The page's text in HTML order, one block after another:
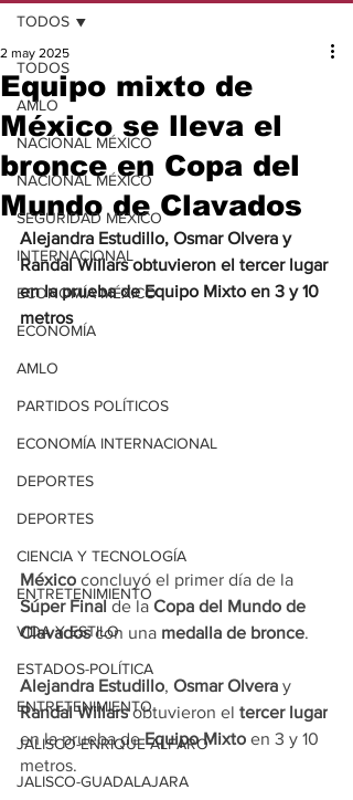
TODOS
AMLO
NACIONAL MÉXICO
NACIONAL MÉXICO
SEGURIDAD MÉXICO
INTERNACIONAL
ECONOMÍA MÉXICO
ECONOMÍA
AMLO
PARTIDOS POLÍTICOS
ECONOMÍA INTERNACIONAL
DEPORTES
DEPORTES
CIENCIA Y TECNOLOGÍA
ENTRETENIMIENTO
VIDA Y ESTILO
ESTADOS-POLÍTICA
ENTRETENIMIENTO
JALISCO-ENRIQUE ALFARO
JALISCO-GUADALAJARA
TODOS
Equipo mixto de
México se lleva el
bronce en Copa del
Mundo de Clavados
2 may 2025
Alejandra Estudillo, Osmar Olvera y
Randal Willars obtuvieron el tercer lugar
en la prueba de Equipo Mixto en 3 y 10
metros
México concluyó el primer día de la
Súper Final de la Copa del Mundo de
Clavados con una medalla de bronce.
Alejandra Estudillo, Osmar Olvera y
Randal Willars obtuvieron el tercer lugar
en la prueba de Equipo Mixto en 3 y 10
metros.